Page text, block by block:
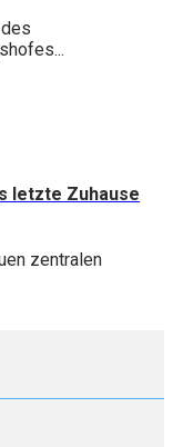
letzte Zuhause
zentralen